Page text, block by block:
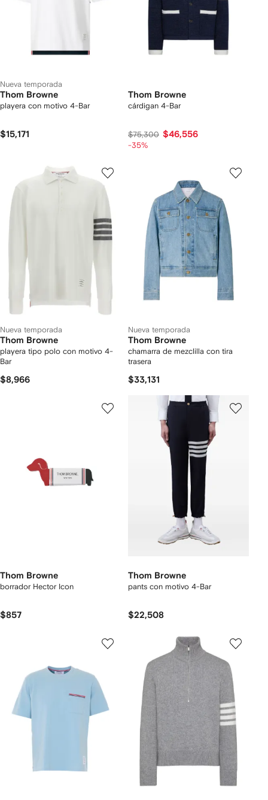
Nueva temporada
Thom Browne
playera con motivo 4-Bar
$15,171
Thom Browne
cárdigan 4-Bar
$75,300 $46,556
-35%
Nueva temporada
Thom Browne
playera tipo polo con motivo 4-
Bar
$8,966
Nueva temporada
Thom Browne
chamarra de mezclilla con tira
trasera
$33,131
Thom Browne
borrador Hector Icon
$857
Thom Browne
pants con motivo 4-Bar
$22,508